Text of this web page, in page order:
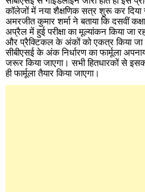
कॉलेजों में नया शैक्षणिक सत्र शुरू कर दिया
अमरजीत कुमार शर्मा ने बताया कि दसवीं
अप्रैल में हुई परीक्षा का मूल्यांकन किया जा
और प्रैक्टिकल के अंकों को एकत्र किया जा
सीबीएसई के अंक निर्धारण का फार्मूला
जरूर किया जाएगा। सभी हितधारकों से
ही फार्मूला तैयार किया जाएगा।